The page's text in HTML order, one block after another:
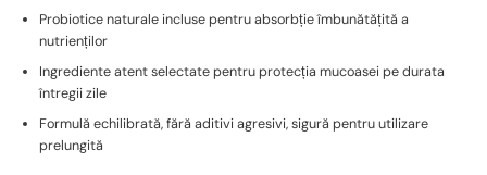
Probiotice naturale incluse pentru absorbție îmbunătățită a
nutrienților
Ingrediente atent selectate pentru protecția mucoasei pe durata
întregii zile
Formulă echilibrată, fără aditivi agresivi, sigură pentru utilizare
prelungită